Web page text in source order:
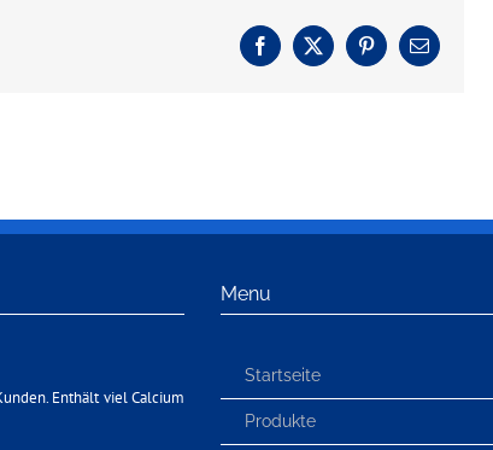
Facebook
X PinterestE-
Mail
Enthält viel Calcium
Menu
Startseite
Produkte